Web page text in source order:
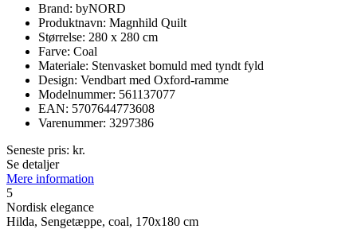
Brand: byNORD
Produktnavn: Magnhild Quilt
Størrelse: 280 x 280 cm
Farve: Coal
Materiale: Stenvasket bomuld med tyndt fyld
Design: Vendbart med Oxford-ramme
Modelnummer: 561137077
EAN: 5707644773608
Varenummer: 3297386
Seneste pris: kr.
Se detaljer
Mere information
5
Nordisk elegance
Hilda, Sengetæppe, coal, 170x180 cm